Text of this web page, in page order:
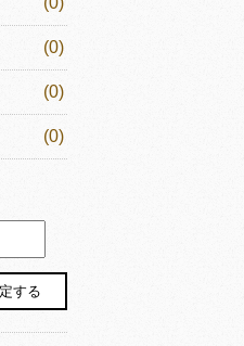
(0)
(0)
(0)